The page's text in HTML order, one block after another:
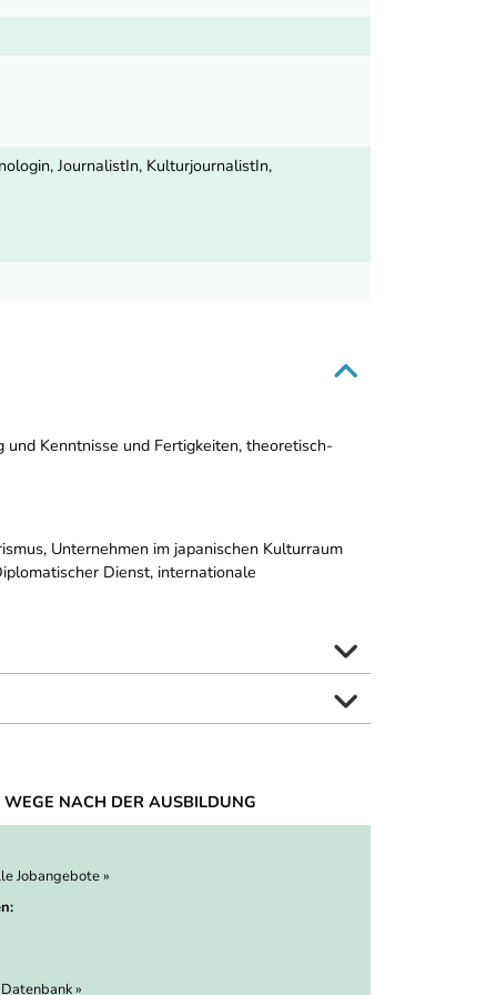
JournalistIn, KulturjournalistIn,
Kenntnisse und Fertigkeiten, theoretisch-
Unternehmen im japanischen Kulturraum
Dienst, internationale
WEGE NACH DER AUSBILDUNG
Jobangebote »
»